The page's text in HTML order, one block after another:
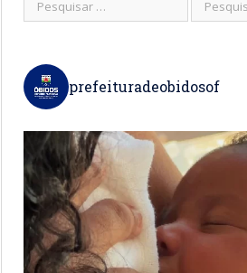
prefeituradeobidosof